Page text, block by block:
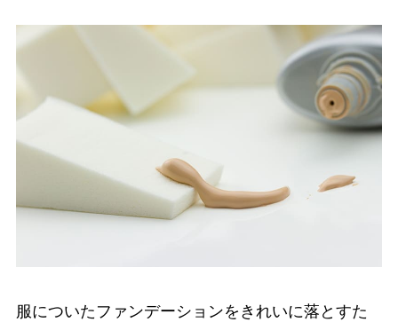
服についたファンデーションをきれいに落とすた